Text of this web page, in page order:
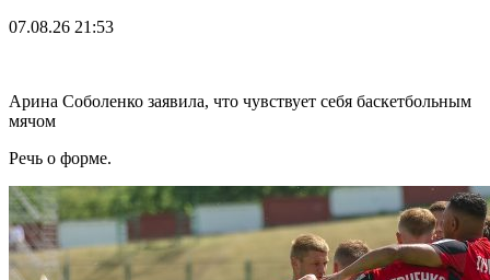
07.08.26 21:53
Арина Соболенко заявила, что чувствует себя баскетбольным
мячом
Речь о форме.